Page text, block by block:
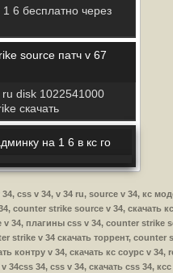
1 6 бесплатно через
source патч v 67
disk 1022541000
скачать
на 1 6 в кс го
34, css v 34, v 34 ru, source v 34, кс
counter strike source v 34, скачать
34, плагины css v 34, counter strike
strike v 34 скачать торрент, counter
контру v 34, скачать кс соурс v
34css 34, css v 34, скачать css 34,